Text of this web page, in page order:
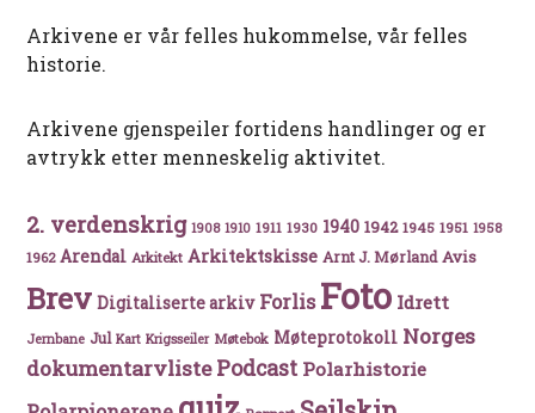
Arkivene er vår felles hukommelse, vår felles
historie.
Arkivene gjenspeiler fortidens handlinger og er
avtrykk etter menneskelig aktivitet.
2. verdenskrig 1908 1910 1911 1930 1940 1942 1945 1951 1958
1962 Arendal Arkitekt Arkitektskisse Arnt J. Mørland Avis
Brev Digitaliserte arkiv Forlis Foto Idrett
Jernbane Jul Kart Krigsseiler Møtebok Møteprotokoll Norges
dokumentarvlistePodcast Polarhistorie